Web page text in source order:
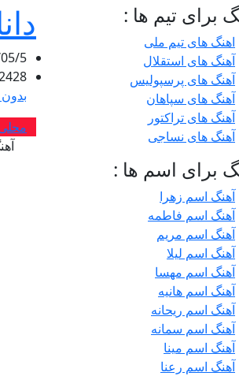
برای تیم ها :
اهنگ های تیم ملی
آهنگ های استقلال
آهنگ های پرسپولیس
آهنگ های سپاهان
آهنگ های تراکتور
آهنگ های نساجی
برای اسم ها :
آهنگ اسم زهرا
آهنگ اسم فاطمه
آهنگ اسم مریم
آهنگ اسم لیلا
آهنگ اسم مهسا
آهنگ اسم هانیه
آهنگ اسم ریحانه
آهنگ اسم سمانه
آهنگ اسم مینا
آهنگ اسم رعنا
5
بدون